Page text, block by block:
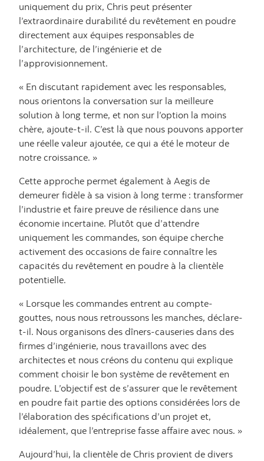
uniquement du prix, Chris peut présenter
l’extraordinaire durabilité du revêtement en poudre
directement aux équipes responsables de
l’architecture, de l’ingénierie et de
l’approvisionnement.
« En discutant rapidement avec les responsables,
nous orientons la conversation sur la meilleure
solution à long terme, et non sur l’option la moins
chère, ajoute-t-il. C’est là que nous pouvons apporter
une réelle valeur ajoutée, ce qui a été le moteur de
notre croissance. »
Cette approche permet également à Aegis de
demeurer fidèle à sa vision à long terme : transformer
l’industrie et faire preuve de résilience dans une
économie incertaine. Plutôt que d’attendre
uniquement les commandes, son équipe cherche
activement des occasions de faire connaître les
capacités du revêtement en poudre à la clientèle
potentielle.
« Lorsque les commandes entrent au compte-
gouttes, nous nous retroussons les manches, déclare-
t-il. Nous organisons des dîners-causeries dans des
firmes d’ingénierie, nous travaillons avec des
architectes et nous créons du contenu qui explique
comment choisir le bon système de revêtement en
poudre. L’objectif est de s’assurer que le revêtement
en poudre fait partie des options considérées lors de
l’élaboration des spécifications d’un projet et,
idéalement, que l’entreprise fasse affaire avec nous. »
Aujourd’hui, la clientèle de Chris provient de divers